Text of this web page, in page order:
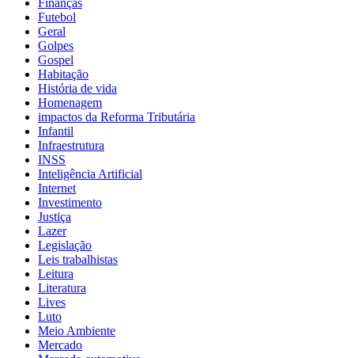
Futebol
Geral
Golpes
Gospel
Habitação
História de vida
Homenagem
impactos da Reforma Tributária
Infantil
Infraestrutura
INSS
Inteligência Artificial
Internet
Investimento
Justiça
Lazer
Legislação
Leis trabalhistas
Leitura
Literatura
Lives
Luto
Meio Ambiente
Mercado